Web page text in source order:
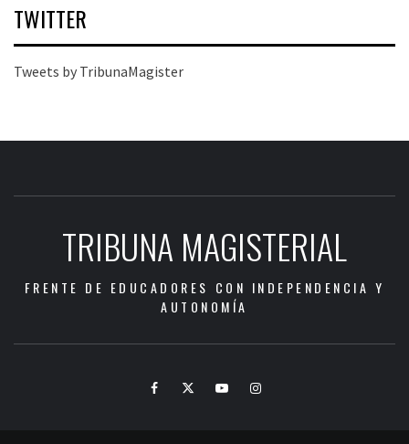
TWITTER
Tweets by TribunaMagister
TRIBUNA MAGISTERIAL
FRENTE DE EDUCADORES CON INDEPENDENCIA Y
AUTONOMÍA
FacebookTwitterYoutubeInstagram